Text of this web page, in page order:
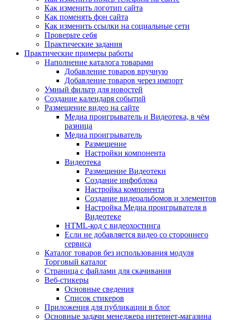
Как изменить логотип сайта
Как поменять фон сайта
Как изменить ссылки на социальные сети
Проверьте себя
Практические задания
Практические примеры работы
Наполнение каталога товарами
Добавление товаров вручную
Добавление товаров через импорт
Умный фильтр для новостей
Создание календаря событий
Размещение видео на сайте
Медиа проигрыватель и Видеотека, в чём
разница
Медиа проигрыватель
Размещение
Настройки компонента
Видеотека
Размещение Видеотеки
Создание инфоблока
Настройка компонента
Создание видеоальбомов и элементов
Настройка Медиа проигрывателя в
Видеотеке
HTML-код с видеохостинга
Если не добавляется видео со стороннего
сервиса
Каталог товаров без использования модуля
Торговый каталог
Страница с файлами для скачивания
Веб-стикеры
Основные сведения
Список стикеров
Приложения для публикации в блог
Основные задачи менеджера интернет-магазина